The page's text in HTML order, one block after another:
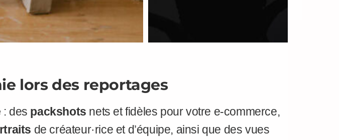
lors des reportages
: des packshots nets et fidèles pour votre e-commerce,
de créateur·rice et d’équipe, ainsi que des vues